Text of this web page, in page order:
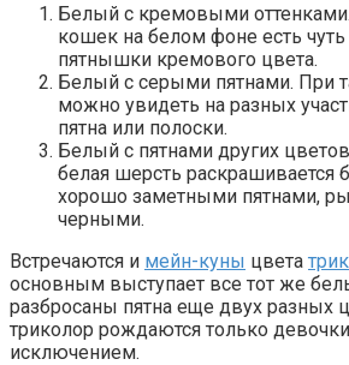
Белый с кремовыми
кошек на белом фоне есть
пятнышки кремового цвета.
Белый с серыми пятнами. При
можно увидеть на разных
пятна или полоски.
Белый с пятнами других
белая шерсть раскрашивается
хорошо заметными пятнами,
черными.
Встречаются и мейн-куны цвета
основным выступает все тот же
разбросаны пятна еще двух разных
триколор рождаются только
исключением.